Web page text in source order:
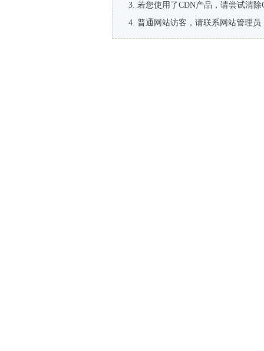
若您使用了CDN产品，请尝试清除
普通网站访客，请联系网站管理员